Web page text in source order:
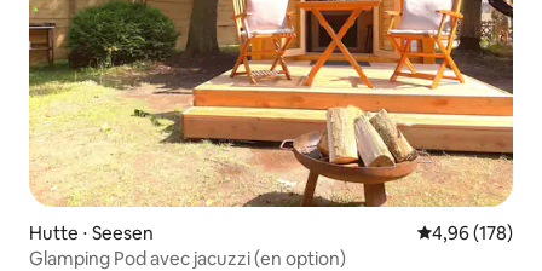
Hutte ⋅ Seesen Évaluation
4,96 (178)
Glamping Pod avec jacuzzi (en option)